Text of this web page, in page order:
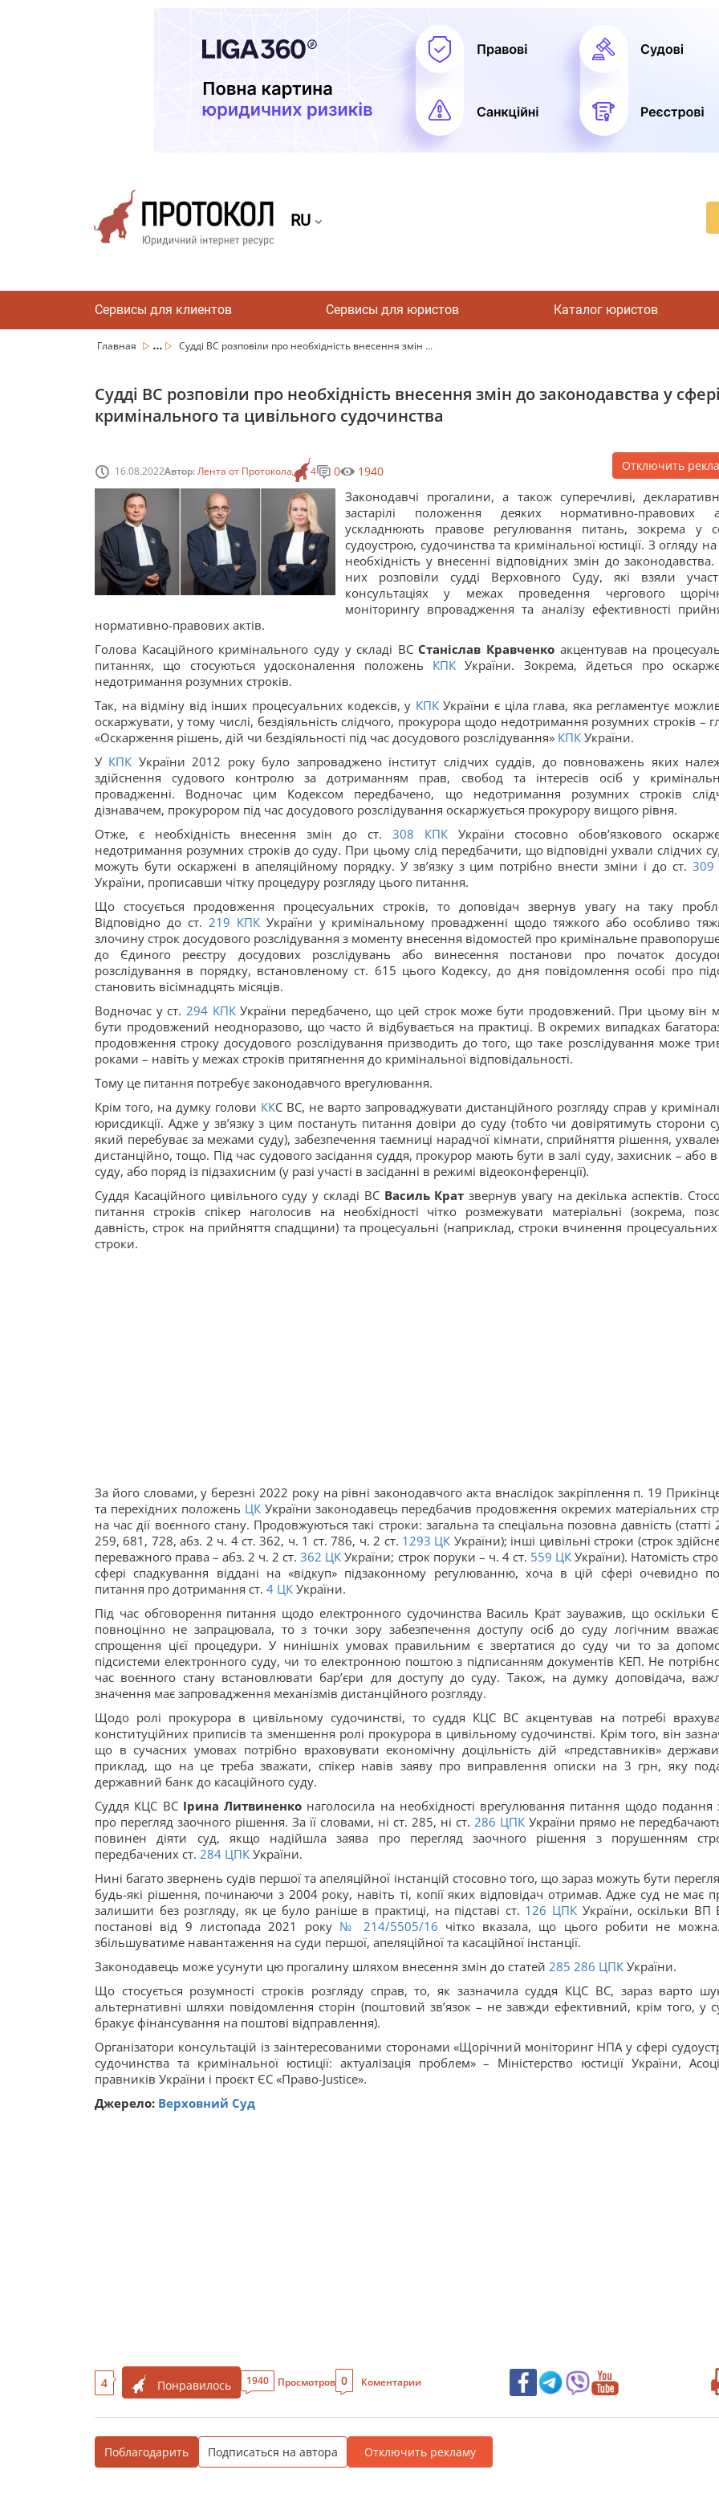
RU
Сервисы для клиентов Сервисы для юристов Каталог юристов
Главная ... Судді ВС розповіли про необхідність внесення змін ...
Судді ВС розповіли про необхідність внесення змін до законодавства у сфері
кримінального та цивільного судочинства
16.08.2022Автор:Лента от Протокола 4 0 1940 Отключить
Законодавчі прогалини, а також суперечливі,
застарілі положення деяких нормативно-правових
ускладнюють правове регулювання питань, зокрема у
судоустрою, судочинства та кримінальної юстиції. З огляду
необхідність у внесенні відповідних змін до
них розповіли судді Верховного Суду, які взяли
консультаціях у межах проведення чергового
моніторингу впровадження та аналізу ефективності
нормативно-правових актів.
Голова Касаційного кримінального суду у складі ВС Станіслав Кравченко акцентував на
питаннях, що стосуються удосконалення положень КПК України. Зокрема, йдеться про
недотримання розумних строків.
Так, на відміну від інших процесуальних кодексів, у КПКУкраїни є ціла глава, яка регламентує
оскаржувати, у тому числі, бездіяльність слідчого, прокурора щодо недотримання розумних строків –
«Оскарження рішень, дій чи бездіяльності під час досудового розслідування» КПК України.
У КПК України 2012 року було запроваджено інститут слідчих суддів, до повноважень яких
здійснення судового контролю за дотриманням прав, свобод та інтересів осіб у
провадженні. Водночас цим Кодексом передбачено, що недотримання розумних строків
дізнавачем, прокурором під час досудового розслідування оскаржується прокурору вищого рівня.
Отже, є необхідність внесення змін до ст. 308 КПКУкраїни стосовно обов’язкового
недотримання розумних строків до суду. При цьому слід передбачити, що відповідні ухвали слідчих
можуть бути оскаржені в апеляційному порядку. У зв’язку з цим потрібно внести зміни і до ст. 309
України, прописавши чітку процедуру розгляду цього питання.
Що стосується продовження процесуальних строків, то доповідач звернув увагу на таку
Відповідно до ст. 219 КПКУкраїни у кримінальному провадженні щодо тяжкого або особливо
злочину строк досудового розслідування з моменту внесення відомостей про кримінальне
до Єдиного реєстру досудових розслідувань або винесення постанови про початок
розслідування в порядку, встановленому ст. 615 цього Кодексу, до дня повідомлення особі про
становить вісімнадцять місяців.
Водночас у ст. 294 КПКУкраїни передбачено, що цей строк може бути продовжений. При цьому він
бути продовжений неодноразово, що часто й відбувається на практиці. В окремих випадках
продовження строку досудового розслідування призводить до того, що таке розслідування може
роками – навіть у межах строків притягнення до кримінальної відповідальності.
Тому це питання потребує законодавчого врегулювання.
Крім того, на думку голови ККС ВС, не варто запроваджувати дистанційного розгляду справ у
юрисдикції. Адже у зв’язку з цим постануть питання довіри до суду (тобто чи довірятимуть сторони
який перебуває за межами суду), забезпечення таємниці нарадчої кімнати, сприйняття рішення,
дистанційно, тощо. Під час судового засідання суддя, прокурор мають бути в залі суду, захисник – або в
суду, або поряд із підзахисним (у разі участі в засіданні в режимі відеоконференції).
Суддя Касаційного цивільного суду у складі ВС Василь Крат звернув увагу на декілька аспектів.
питання строків спікер наголосив на необхідності чітко розмежувати матеріальні (зокрема,
давність, строк на прийняття спадщини) та процесуальні (наприклад, строки вчинення процесуальних
строки.
За його словами, у березні 2022 року на рівні законодавчого акта внаслідок закріплення п. 19
та перехідних положень ЦКУкраїни законодавець передбачив продовження окремих матеріальних
на час дії воєнного стану. Продовжуються такі строки: загальна та спеціальна позовна давність (статті
259, 681, 728, абз. 2 ч. 4 ст. 362, ч. 1 ст. 786, ч. 2 ст. 1293 ЦК України); інші цивільні строки (строк
переважного права – абз. 2 ч. 2 ст. 362 ЦК України; строк поруки – ч. 4 ст. 559 ЦКУкраїни). Натомість
сфері спадкування віддані на «відкуп» підзаконному регулюванню, хоча в цій сфері очевидно
питання про дотримання ст. 4 ЦК України.
Під час обговорення питання щодо електронного судочинства Василь Крат зауважив, що оскільки
повноцінно не запрацювала, то з точки зору забезпечення доступу осіб до суду логічним
спрощення цієї процедури. У нинішніх умовах правильним є звертатися до суду чи то за
підсистеми електронного суду, чи то електронною поштою з підписанням документів КЕП. Не
час воєнного стану встановлювати бар’єри для доступу до суду. Також, на думку доповідача,
значення має запровадження механізмів дистанційного розгляду.
Щодо ролі прокурора в цивільному судочинстві, то суддя КЦС ВС акцентував на потребі
конституційних приписів та зменшення ролі прокурора в цивільному судочинстві. Крім того, він
що в сучасних умовах потрібно враховувати економічну доцільність дій «представників»
приклад, що на це треба зважати, спікер навів заяву про виправлення описки на 3 грн, яку
державний банк до касаційного суду.
Суддя КЦС ВС Ірина Литвиненко наголосила на необхідності врегулювання питання щодо подання
про перегляд заочного рішення. За її словами, ні ст. 285, ні ст. 286 ЦПК України прямо не
повинен діяти суд, якщо надійшла заява про перегляд заочного рішення з порушенням
передбачених ст. 284 ЦПК України.
Нині багато звернень судів першої та апеляційної інстанцій стосовно того, що зараз можуть бути
будь-які рішення, починаючи з 2004 року, навіть ті, копії яких відповідач отримав. Адже суд не має
залишити без розгляду, як це було раніше в практиці, на підставі ст. 126 ЦПКУкраїни, оскільки ВП
постанові від 9 листопада 2021 року № 214/5505/16 чітко вказала, що цього робити не
збільшуватиме навантаження на суди першої, апеляційної та касаційної інстанції.
Законодавець може усунути цю прогалину шляхом внесення змін до статей 285 286 ЦПК України.
Що стосується розумності строків розгляду справ, то, як зазначила суддя КЦС ВС, зараз варто
альтернативні шляхи повідомлення сторін (поштовий зв’язок – не завжди ефективний, крім того, у
бракує фінансування на поштові відправлення).
Організатори консультацій із заінтересованими сторонами «Щорічний моніторинг НПА у сфері
судочинства та кримінальної юстиції: актуалізація проблем» – Міністерство юстиції України,
правників України і проєкт ЄС «Право-Justice».
Джерело: Верховний Суд
4 Понравилось 1940 Просмотров 0 Коментарии
Поблагодарить Подписаться на автора Отключить рекламу